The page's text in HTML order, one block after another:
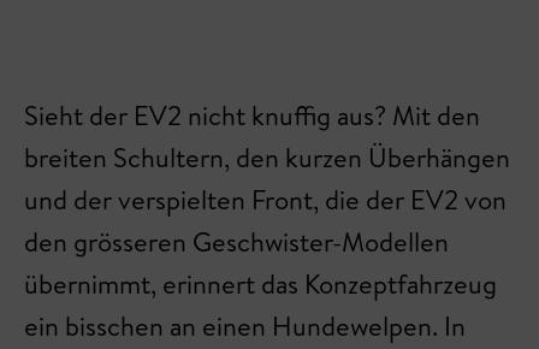
Sieht der EV2 nicht knuffig aus? Mit den
breiten Schultern, den kurzen Überhängen
und der verspielten Front, die der EV2 von
den grösseren Geschwister-Modellen
übernimmt, erinnert das Konzeptfahrzeug
ein bisschen an einen Hundewelpen. In